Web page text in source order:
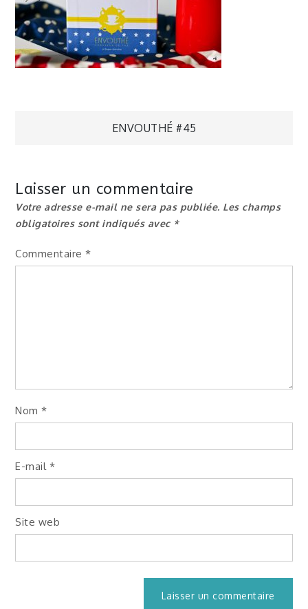
Navigation
l’article
ENVOUTHÉ #45
Laisser un commentaire
Votre adresse e-mail ne sera pas publiée. Les champs
obligatoires sont indiqués avec *
Commentaire*
Nom*
E-mail *
Site web